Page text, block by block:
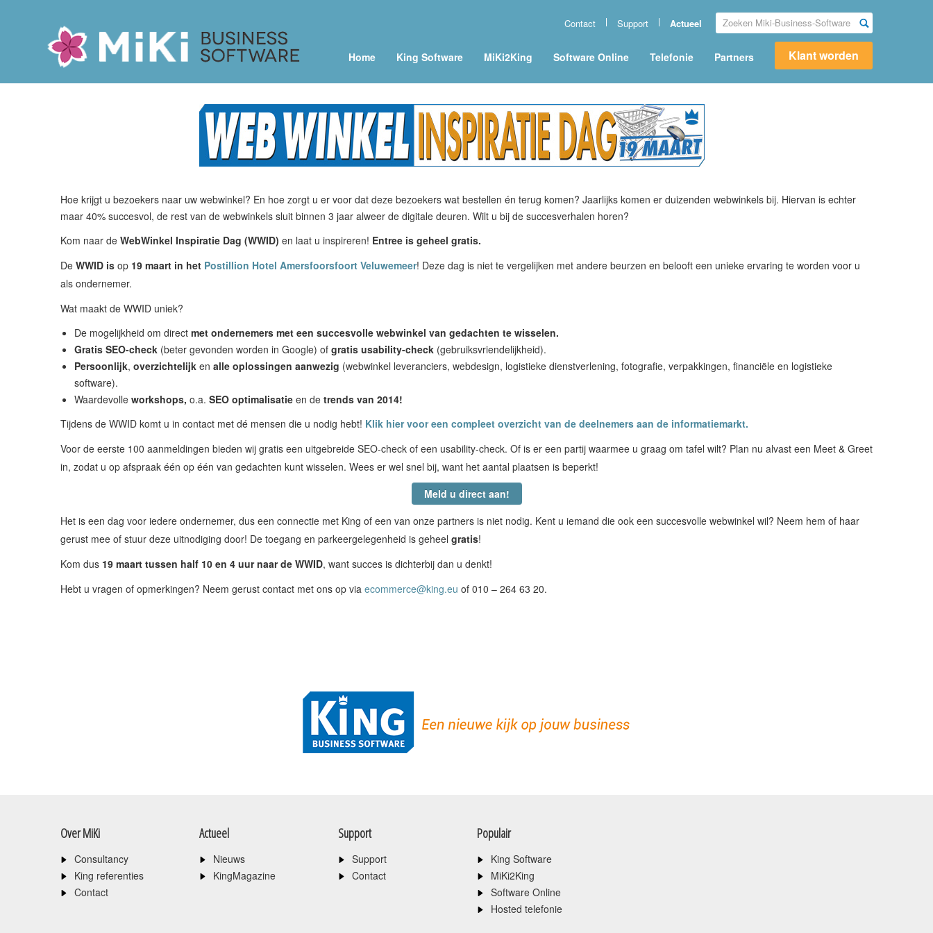
Miki-Business-Software
Home King Software MiKi2King Software Online Telefonie Partners Klant worden
Actueel
Support
Contact
Hoe krijgt u bezoekers naar uw webwinkel? En hoe zorgt u er voor dat deze bezoekers wat bestellen én terug komen? Jaarlijks komen er duizenden webwinkels bij. Hiervan is echter
maar 40% succesvol, de rest van de webwinkels sluit binnen 3 jaar alweer de digitale deuren. Wilt u bij de succesverhalen horen?
Kom naar de WebWinkel Inspiratie Dag (WWID) en laat u inspireren! Entree is geheel gratis.
De WWID is op 19 maart in het Postillion Hotel Amersfoorsfoort Veluwemeer! Deze dag is niet te vergelijken met andere beurzen en belooft een unieke ervaring te worden voor u
als ondernemer.
Wat maakt de WWID uniek?
De mogelijkheid om direct met ondernemers met een succesvolle webwinkel van gedachten te wisselen.
Gratis SEO-check (beter gevonden worden in Google) of gratis usability-check (gebruiksvriendelijkheid).
Persoonlijk, overzichtelijk en alle oplossingen aanwezig (webwinkel leveranciers, webdesign, logistieke dienstverlening, fotografie, verpakkingen, financiële en logistieke
software).
Waardevolle workshops, o.a. SEO optimalisatie en de trends van 2014!
Tijdens de WWID komt u in contact met dé mensen die u nodig hebt! Klik hier voor een compleet overzicht van de deelnemers aan de informatiemarkt.
Voor de eerste 100 aanmeldingen bieden wij gratis een uitgebreide SEO-check of een usability-check. Of is er een partij waarmee u graag om tafel wilt? Plan nu alvast een Meet & Greet
in, zodat u op afspraak één op één van gedachten kunt wisselen. Wees er wel snel bij, want het aantal plaatsen is beperkt!
Meld u direct aan!
Het is een dag voor iedere ondernemer, dus een connectie met King of een van onze partners is niet nodig. Kent u iemand die ook een succesvolle webwinkel wil? Neem hem of haar
gerust mee of stuur deze uitnodiging door! De toegang en parkeergelegenheid is geheel gratis!
Kom dus 19 maart tussen half 10 en 4 uur naar de WWID, want succes is dichterbij dan u denkt!
Hebt u vragen of opmerkingen? Neem gerust contact met ons op via ecommerce@king.eu of 010 – 264 63 20.
Over MiKi
Consultancy
King referenties
Contact
Actueel
Nieuws
KingMagazine
Support
Support
Contact
Populair
King Software
MiKi2King
Software Online
Hosted telefonie